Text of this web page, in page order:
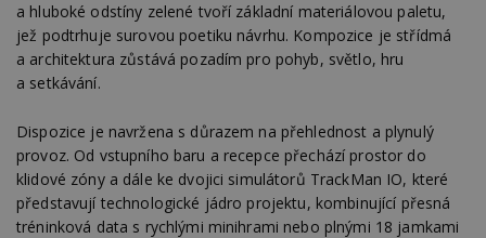
a hluboké odstíny zelené tvoří základní materiálovou paletu,
jež podtrhuje surovou poetiku návrhu. Kompozice je střídmá
a architektura zůstává pozadím pro pohyb, světlo, hru
a setkávání.
Dispozice je navržena s důrazem na přehlednost a plynulý
provoz. Od vstupního baru a recepce přechází prostor do
klidové zóny a dále ke dvojici simulátorů TrackMan IO, které
představují technologické jádro projektu, kombinující přesná
tréninková data s rychlými minihrami nebo plnými 18 jamkami